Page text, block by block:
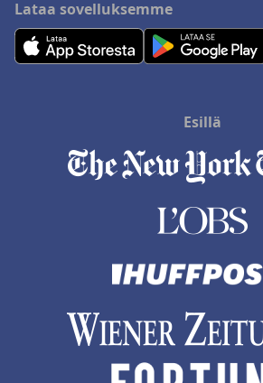
Lataa sovelluksemme
Esillä